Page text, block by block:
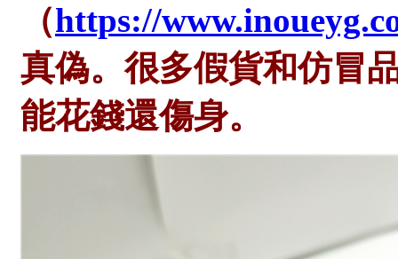
（https://
真偽。很多假貨和仿冒
能花錢還傷身。